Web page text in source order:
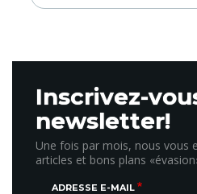
Inscrivez-
newsletter!
Une fois par mois, nous vous
articles et bons plans
ADRESSE E-MAIL